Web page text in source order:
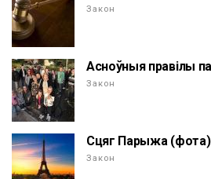
Закон
Асноўныя правілы
Закон
Сцяг Парыжа (фота)
Закон